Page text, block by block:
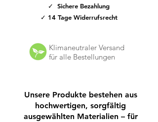
Basic, das sich mühelos mit anderen
Kleidungsstücken kombinieren lässt.
klassischen Schnitt aus, der für
ausreichend Bewegungsfreiheit sorgt,
rundum wohlfühlt – den ganzen Tag
✓ Sichere Bezahlung
✓ 14 Tage Widerrufsrecht
Klimaneutraler Versand
für alle Bestellungen
Unsere Produkte bestehen aus
hochwertigen, sorgfältig
ausgewählten Materialien – für